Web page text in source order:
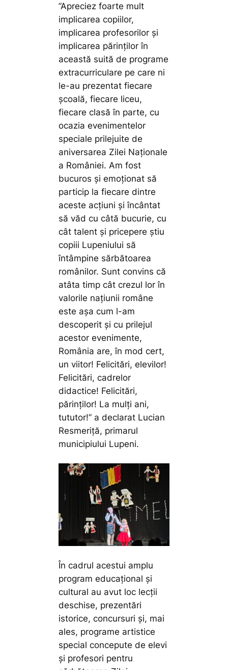
”Apreciez foarte mult
implicarea copiilor,
implicarea profesorilor și
implicarea părinților în
această suită de programe
extracurriculare pe care ni
le-au prezentat fiecare
școală, fiecare liceu,
fiecare clasă în parte, cu
ocazia evenimentelor
speciale prilejuite de
aniversarea Zilei Naționale
a României. Am fost
bucuros și emoționat să
particip la fiecare dintre
aceste acțiuni și încântat
să văd cu câtă bucurie, cu
cât talent și pricepere știu
copiii Lupeniului să
întâmpine sărbătoarea
românilor. Sunt convins că
atâta timp cât crezul lor în
valorile națiunii române
este așa cum l-am
descoperit și cu prilejul
acestor evenimente,
România are, în mod cert,
un viitor! Felicitări, elevilor!
Felicitări, cadrelor
didactice! Felicitări,
părinților! La mulți ani,
tututor!” a declarat Lucian
Resmeriță, primarul
municipiului Lupeni.
În cadrul acestui amplu
program educațional și
cultural au avut loc lecții
deschise, prezentări
istorice, concursuri și, mai
ales, programe artistice
special concepute de elevi
și profesori pentru